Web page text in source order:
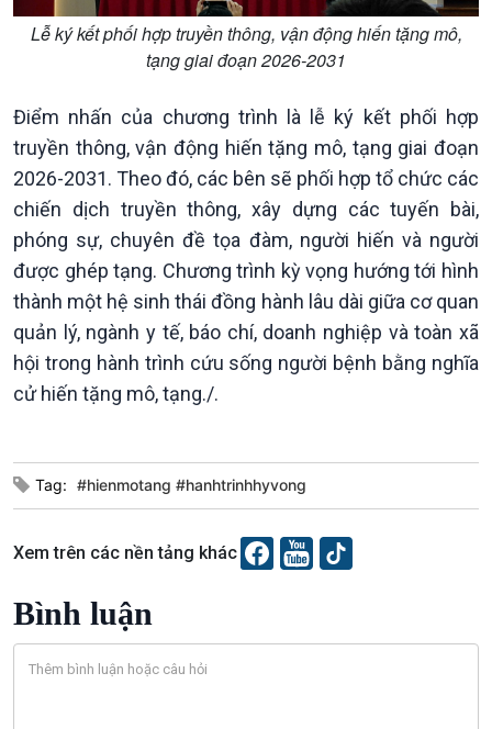
E-Magazine
Bình luận
10 phút Sự kiện - Luận bàn
Dòng chảy sự kiện
Đối thoại
Lễ ký kết phối hợp truyền thông, vận động hiến tặng mô,
tạng giai đoạn 2026-2031
Điểm nhấn của chương trình là lễ ký kết phối hợp
truyền thông, vận động hiến tặng mô, tạng giai đoạn
2026-2031. Theo đó, các bên sẽ phối hợp tổ chức các
chiến dịch truyền thông, xây dựng các tuyến bài,
phóng sự, chuyên đề tọa đàm, người hiến và người
được ghép tạng. Chương trình kỳ vọng hướng tới hình
thành một hệ sinh thái đồng hành lâu dài giữa cơ quan
quản lý, ngành y tế, báo chí, doanh nghiệp và toàn xã
hội trong hành trình cứu sống người bệnh bằng nghĩa
cử hiến tặng mô, tạng./.
Tag: #hienmotang #hanhtrinhhyvong
Xem trên các nền tảng khác
Bình luận